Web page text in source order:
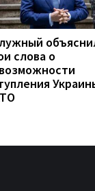
слова о